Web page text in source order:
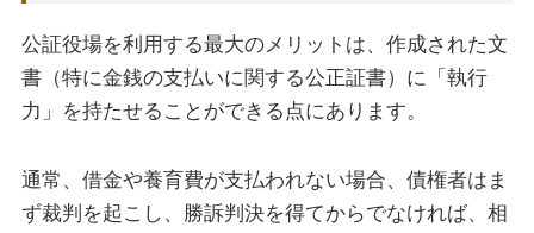
公証役場を利用する最大のメリットは、作成された文
書（特に金銭の支払いに関する公正証書）に「執行
力」を持たせることができる点にあります。
通常、借金や養育費が支払われない場合、債権者はま
ず裁判を起こし、勝訴判決を得てからでなければ、相